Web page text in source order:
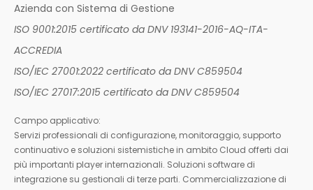
Azienda con Sistema di Gestione
ISO 9001:2015 certificato da DNV 193141-2016-AQ-ITA-
ACCREDIA
ISO/IEC 27001:2022 certificato da DNV C859504
ISO/IEC 27017:2015 certificato da DNV C859504
Campo applicativo:
Servizi professionali di configurazione, monitoraggio, supporto
continuativo e soluzioni sistemistiche in ambito Cloud offerti dai
più importanti player internazionali. Soluzioni software di
integrazione su gestionali di terze parti. Commercializzazione di